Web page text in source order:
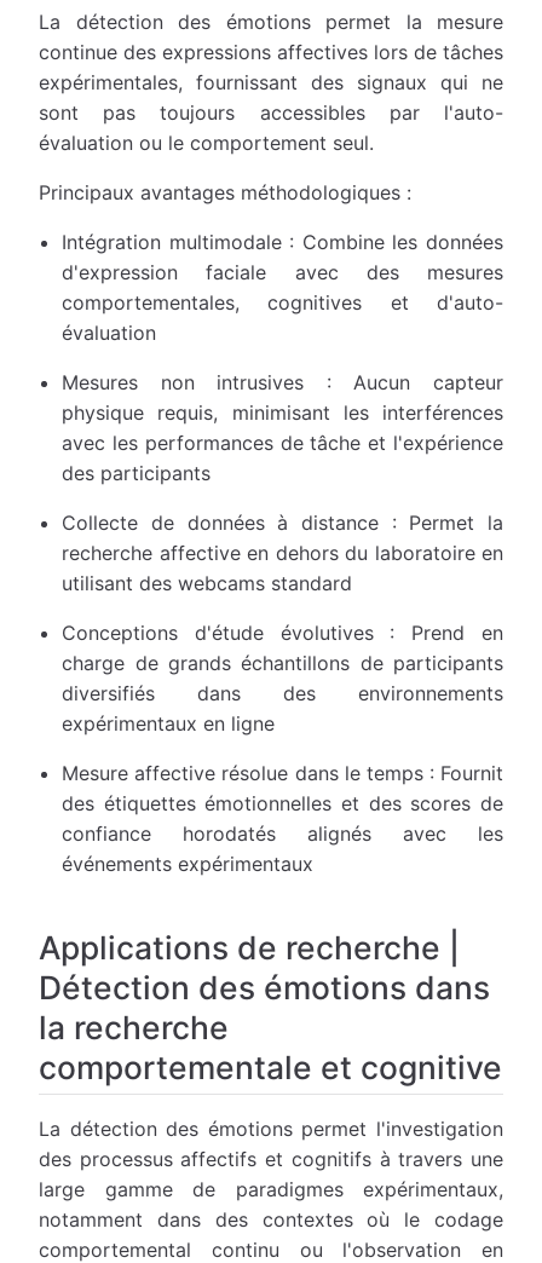
La détection des émotions permet la mesure
continue des expressions affectives lors de tâches
expérimentales, fournissant des signaux qui ne
sont pas toujours accessibles par l'auto-
évaluation ou le comportement seul.
Principaux avantages méthodologiques :
Intégration multimodale : Combine les données
d'expression faciale avec des mesures
comportementales, cognitives et d'auto-
évaluation
Mesures non intrusives : Aucun capteur
physique requis, minimisant les interférences
avec les performances de tâche et l'expérience
des participants
Collecte de données à distance : Permet la
recherche affective en dehors du laboratoire en
utilisant des webcams standard
Conceptions d'étude évolutives : Prend en
charge de grands échantillons de participants
diversifiés dans des environnements
expérimentaux en ligne
Mesure affective résolue dans le temps : Fournit
des étiquettes émotionnelles et des scores de
confiance horodatés alignés avec les
événements expérimentaux
Applications de recherche |
Détection des émotions dans
la recherche
comportementale et cognitive
La détection des émotions permet l'investigation
des processus affectifs et cognitifs à travers une
large gamme de paradigmes expérimentaux,
notamment dans des contextes où le codage
comportemental continu ou l'observation en